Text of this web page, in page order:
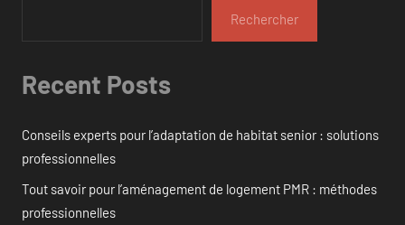
Rechercher
Recent Posts
Conseils experts pour l’adaptation de habitat senior : solutions
professionnelles
Tout savoir pour l’aménagement de logement PMR : méthodes
professionnelles